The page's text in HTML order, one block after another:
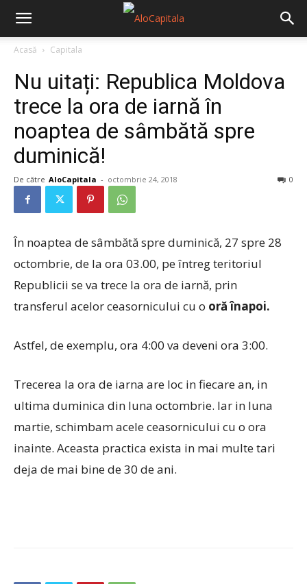
Acasă Capitala
Nu uitați: Republica Moldova
trece la ora de iarnă în
noaptea de sâmbătă spre
duminică!
De către AloCapitala - octombrie 24, 2018 0
În noaptea de sâmbătă spre duminică, 27 spre 28
octombrie, de la ora 03.00, pe întreg teritoriul
Republicii se va trece la ora de iarnă, prin
transferul acelor ceasornicului cu o oră înapoi.
Astfel, de exemplu, ora 4:00 va deveni ora 3:00.
Trecerea la ora de iarna are loc in fiecare an, in
ultima duminica din luna octombrie. Iar in luna
martie, schimbam acele ceasornicului cu o ora
inainte. Aceasta practica exista in mai multe tari
deja de mai bine de 30 de ani.